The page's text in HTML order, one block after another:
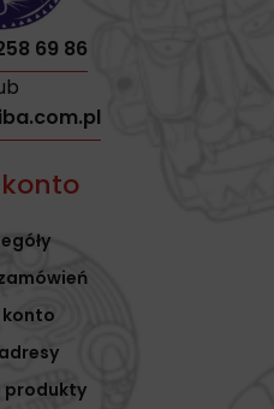
69 86
konto
produkty